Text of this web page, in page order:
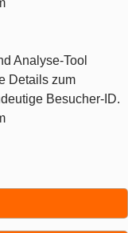
Analyse-Tool
Details zum
Besucher-ID.